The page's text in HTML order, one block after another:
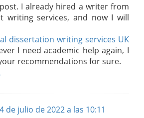
I already hired a writer from
writing services, and now I will
dissertation writing services UK
I need academic help again, I
recommendations for sure.
4 de julio de 2022 a las 10:11